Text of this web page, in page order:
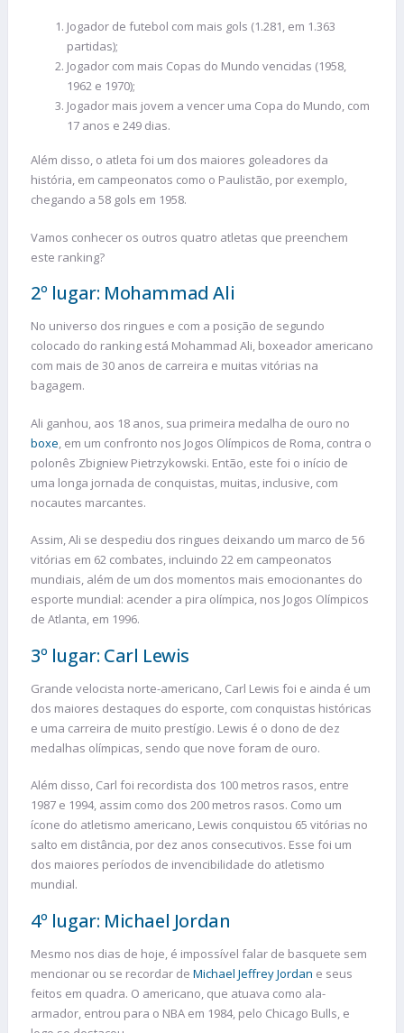
Jogador de futebol com mais gols (1.281, em 1.363
partidas);
Jogador com mais Copas do Mundo vencidas (1958,
1962 e 1970);
Jogador mais jovem a vencer uma Copa do Mundo, com
17 anos e 249 dias.
Além disso, o atleta foi um dos maiores goleadores da
história, em campeonatos como o Paulistão, por exemplo,
chegando a 58 gols em 1958.
Vamos conhecer os outros quatro atletas que preenchem
este ranking?
2º lugar: Mohammad Ali
No universo dos ringues e com a posição de segundo
colocado do ranking está Mohammad Ali, boxeador americano
com mais de 30 anos de carreira e muitas vitórias na
bagagem.
Ali ganhou, aos 18 anos, sua primeira medalha de ouro no
boxe, em um confronto nos Jogos Olímpicos de Roma, contra o
polonês Zbigniew Pietrzykowski. Então, este foi o início de
uma longa jornada de conquistas, muitas, inclusive, com
nocautes marcantes.
Assim, Ali se despediu dos ringues deixando um marco de 56
vitórias em 62 combates, incluindo 22 em campeonatos
mundiais, além de um dos momentos mais emocionantes do
esporte mundial: acender a pira olímpica, nos Jogos Olímpicos
de Atlanta, em 1996.
3º lugar: Carl Lewis
Grande velocista norte-americano, Carl Lewis foi e ainda é um
dos maiores destaques do esporte, com conquistas históricas
e uma carreira de muito prestígio. Lewis é o dono de dez
medalhas olímpicas, sendo que nove foram de ouro.
Além disso, Carl foi recordista dos 100 metros rasos, entre
1987 e 1994, assim como dos 200 metros rasos. Como um
ícone do atletismo americano, Lewis conquistou 65 vitórias no
salto em distância, por dez anos consecutivos. Esse foi um
dos maiores períodos de invencibilidade do atletismo
mundial.
4º lugar: Michael Jordan
Mesmo nos dias de hoje, é impossível falar de basquete sem
mencionar ou se recordar de Michael Jeffrey Jordan e seus
feitos em quadra. O americano, que atuava como ala-
armador, entrou para o NBA em 1984, pelo Chicago Bulls, e